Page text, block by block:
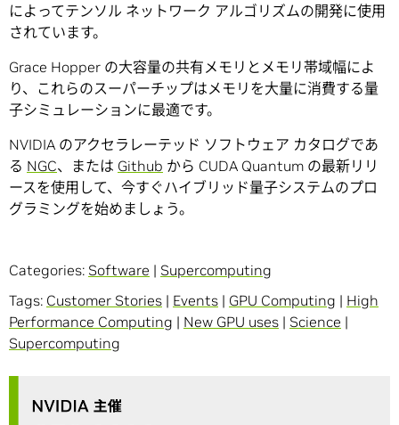
によってテンソル ネットワーク アルゴリズムの開発に使用
されています。
Grace Hopper の大容量の共有メモリとメモリ帯域幅によ
り、これらのスーパーチップはメモリを大量に消費する量
子シミュレーションに最適です。
NVIDIA のアクセラレーテッド ソフトウェア カタログであ
る NGC、または Github から CUDA Quantum の最新リリ
ースを使用して、今すぐハイブリッド量子システムのプロ
グラミングを始めましょう。
Categories: Software | Supercomputing
Tags: Customer Stories | Events | GPU Computing | High
Performance Computing | New GPU uses | Science |
Supercomputing